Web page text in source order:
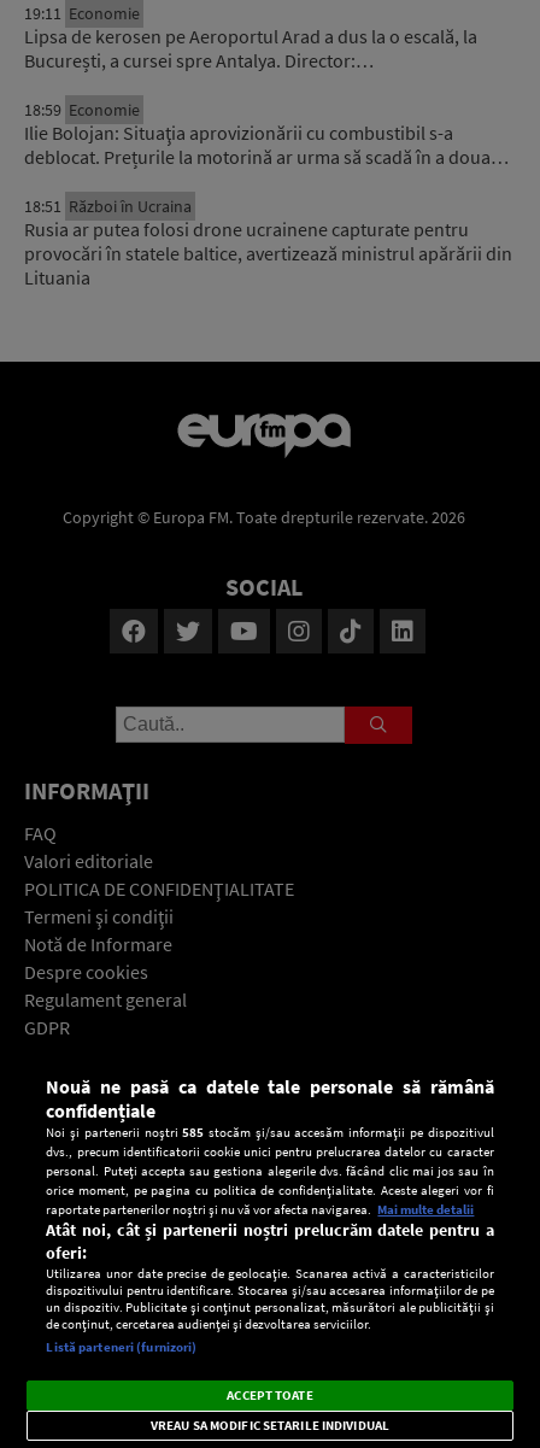
CONFIDENŢIALITATE
19:11 Economie
Lipsa de kerosen pe Aeroportul Arad a dus la o escală, la
București, a cursei spre Antalya. Director:…
18:59 Economie
Ilie Bolojan: Situaţia aprovizionării cu combustibil s-a
deblocat. Prețurile la motorină ar urma să scadă în a doua…
18:51 Război în Ucraina
Rusia ar putea folosi drone ucrainene capturate pentru
provocări în statele baltice, avertizează ministrul apărării din
Lituania
Copyright © Europa FM. Toate drepturile rezervate. 2026
SOCIAL
INFORMAŢII
FAQ
Valori editoriale
POLITICA DE CONFIDENŢIALITATE
Termeni şi condiţii
Notă de Informare
Despre cookies
Regulament general
GDPR
Descarcă gratuit aplicaţia Europa FM pentru smartphone:
Setări:
Dark
Mode
Radio live, podcasturi, știri și alerte
importante.
×
Nouă ne pasă ca datele tale personale să rămână
confidențiale
Noi și partenerii noștri585 stocăm și/sau accesăm informații pe dispozitivul
dvs., precum identificatorii cookie unici pentru prelucrarea datelor cu caracter
personal. Puteți accepta sau gestiona alegerile dvs. făcând clic mai jos sau în
orice moment, pe pagina cu politica de confidențialitate. Aceste alegeri vor fi
raportate partenerilor noștri și nu vă vor afecta navigarea. Mai multe detalii
Atât noi, cât și partenerii noștri prelucrăm datele pentru a
oferi:
Utilizarea unor date precise de geolocație. Scanarea activă a caracteristicilor
dispozitivului pentru identificare. Stocarea și/sau accesarea informațiilor de pe
un dispozitiv. Publicitate și conținut personalizat, măsurători ale publicității și
de conținut, cercetarea audienței și dezvoltarea serviciilor.
Listă parteneri (furnizori)
ACCEPT TOATE
VREAU SA MODIFIC SETARILE INDIVIDUAL